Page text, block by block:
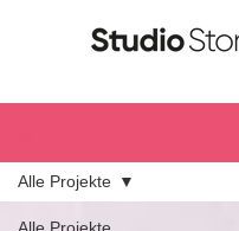
Alle Projekte